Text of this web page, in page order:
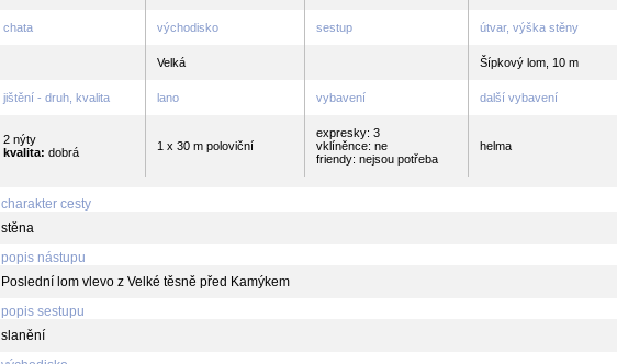
chata východisko sestup útvar, výška stěny
Velká Šípkový lom, 10 m
jištění - druh, kvalita lano vybavení další vybavení
2 nýty
kvalita: dobrá 1 x 30 m poloviční
expresky: 3
vklíněnce: ne
friendy: nejsou potřeba
helma
charakter cesty
stěna
popis nástupu
Poslední lom vlevo z Velké těsně před Kamýkem
popis sestupu
slanění